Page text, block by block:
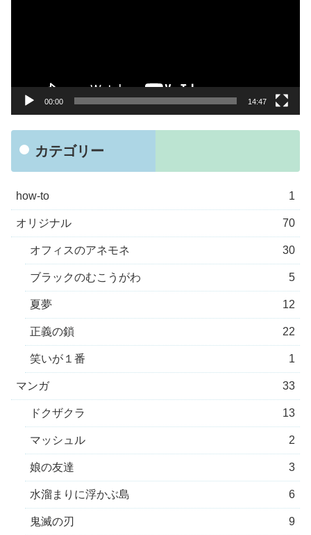
00:00 14:47
カテゴリー
how-to 1
オリジナル 70
オフィスのアネモネ 30
ブラックのむこうがわ 5
夏夢 12
正義の鎖 22
笑いが１番 1
マンガ 33
ドクザクラ 13
マッシュル 2
娘の友達 3
水溜まりに浮かぶ島 6
鬼滅の刃 9